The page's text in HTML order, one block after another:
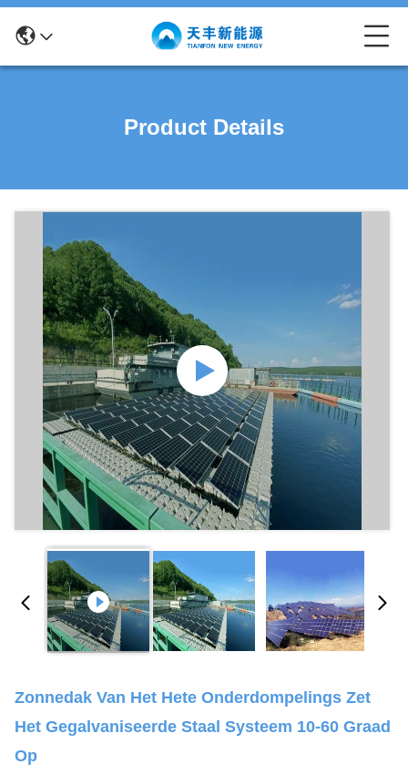
Product Details
Zonnedak Van Het Hete Onderdompelings Zet
Het Gegalvaniseerde Staal Systeem 10-60 Graad
Op